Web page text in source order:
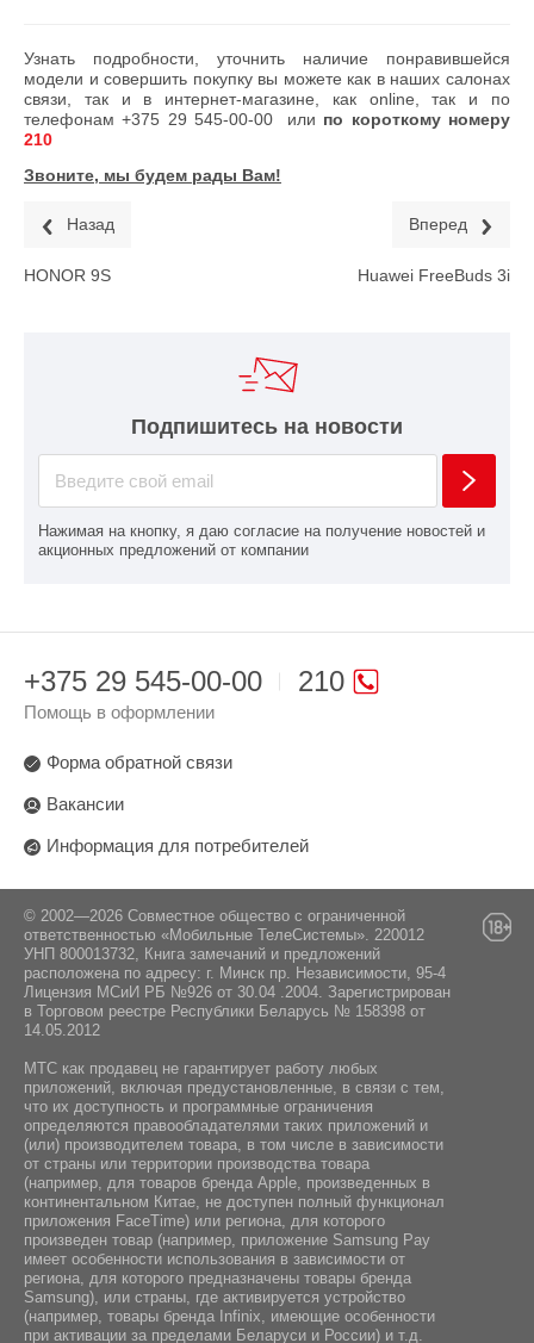
Узнать подробности, уточнить наличие понравившейся
модели и совершить покупку вы можете как в наших салонах
связи, так и в интернет-магазине, как online, так и по
телефонам+375 29 545-00-00 или по короткому номеру
210
Звоните, мы будем рады Вам!
Назад
HONOR 9S
Вперед
Huawei FreeBuds 3i
Подпишитесь на новости
Нажимая на кнопку, я даю согласие на получение новостей и
акционных предложений от компании
210
+375 29 545-00-00
Помощь в оформлении
Форма обратной связи
Вакансии
Информация для потребителей
© 2002—2026 Совместное общество с ограниченной
ответственностью «Мобильные ТелеСистемы». 220012
УНП 800013732, Книга замечаний и предложений
расположена по адресу: г. Минск пр. Независимости, 95-4
Лицензия МСиИ РБ №926 от 30.04 .2004. Зарегистрирован
в Торговом реестре Республики Беларусь № 158398 от
14.05.2012
МТС как продавец не гарантирует работу любых
приложений, включая предустановленные, в связи с тем,
что их доступность и программные ограничения
определяются правообладателями таких приложений и
(или) производителем товара, в том числе в зависимости
от страны или территории производства товара
(например, для товаров бренда Apple, произведенных в
континентальном Китае, не доступен полный функционал
приложения FaceTime) или региона, для которого
произведен товар (например, приложение Samsung Pay
имеет особенности использования в зависимости от
региона, для которого предназначены товары бренда
Samsung), или страны, где активируется устройство
(например, товары бренда Infiniх, имеющие особенности
при активации за пределами Беларуси и России) и т.д.